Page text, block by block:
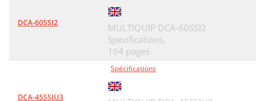
DCA-60SSI2
MULTIQUIP DCA-60SSI2
Specifications,
164 pages
DCA-45SSIU3
Spécifications